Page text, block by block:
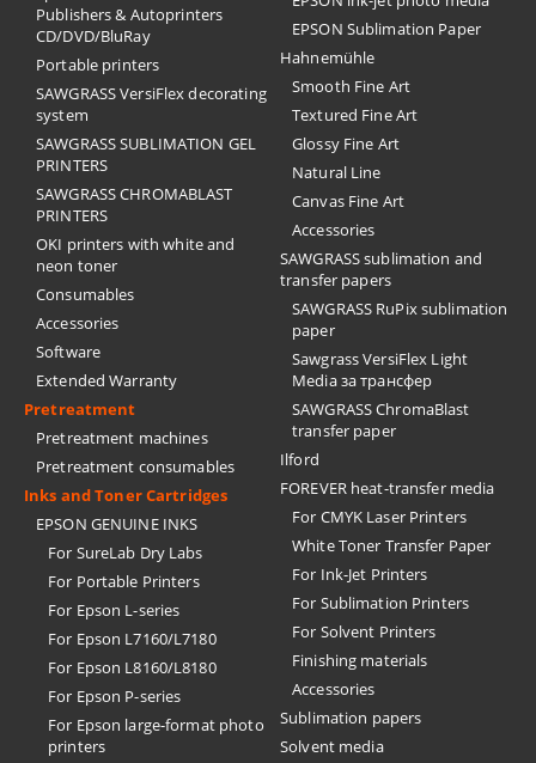
Publishers & Autoprinters
CD/DVD/BluRay
Portable printers
SAWGRASS VersiFlex decorating
system
SAWGRASS SUBLIMATION GEL
PRINTERS
SAWGRASS CHROMABLAST
PRINTERS
OKI printers with white and
neon toner
Consumables
Accessories
Software
Extended Warranty
Pretreatment
Pretreatment machines
Pretreatment consumables
Inks and Toner Cartridges
EPSON GENUINE INKS
For SureLab Dry Labs
For Portable Printers
For Epson L-series
For Epson L7160/L7180
For Epson L8160/L8180
For Epson P-series
For Epson large-format photo
printers
EPSON Sublimation Paper
Hahnemühle
Smooth Fine Art
Textured Fine Art
Glossy Fine Art
Natural Line
Canvas Fine Art
Accessories
SAWGRASS sublimation and
transfer papers
SAWGRASS RuPix sublimation
paper
Sawgrass VersiFlex Light
Media за трансфер
SAWGRASS ChromaBlast
transfer paper
Ilford
FOREVER heat-transfer media
For CMYK Laser Printers
White Toner Transfer Paper
For Ink-Jet Printers
For Sublimation Printers
For Solvent Printers
Finishing materials
Accessories
Sublimation papers
Solvent media